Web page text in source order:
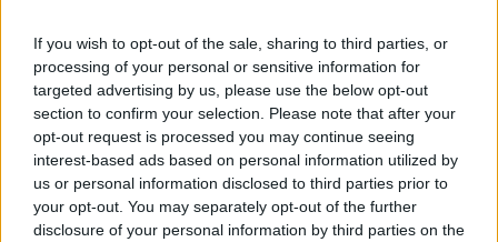
If you wish to opt-out of the sale, sharing to third parties, or
processing of your personal or sensitive information for
targeted advertising by us, please use the below opt-out
section to confirm your selection. Please note that after your
opt-out request is processed you may continue seeing
interest-based ads based on personal information utilized by
us or personal information disclosed to third parties prior to
your opt-out. You may separately opt-out of the further
disclosure of your personal information by third parties on the
rientrare
Sulla via del recupero anche Politano. Sempre
stando a quanto riportato dallaRosea,l'esterno
scalpita per anticipare il proprio rientro.
L'obiettivo è centrare la convocazione già con il
Torino, ma lo staff medico di Conte vuole evitare